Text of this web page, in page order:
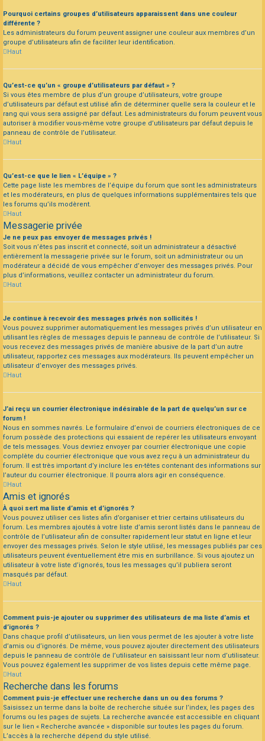
Pourquoi certains groupes d’utilisateurs apparaissent dans une couleur
différente ?
Les administrateurs du forum peuvent assigner une couleur aux membres d’un
groupe d’utilisateurs afin de faciliter leur identification.
Haut
Qu’est-ce qu’un « groupe d’utilisateurs par défaut » ?
Si vous êtes membre de plus d’un groupe d’utilisateurs, votre groupe
d’utilisateurs par défaut est utilisé afin de déterminer quelle sera la couleur et le
rang qui vous sera assigné par défaut. Les administrateurs du forum peuvent vous
autoriser à modifier vous-même votre groupe d’utilisateurs par défaut depuis le
panneau de contrôle de l’utilisateur.
Haut
Qu’est-ce que le lien « L’équipe » ?
Cette page liste les membres de l’équipe du forum que sont les administrateurs
et les modérateurs, en plus de quelques informations supplémentaires tels que
les forums qu’ils modèrent.
Haut
Messagerie privée
Je ne peux pas envoyer de messages privés !
Soit vous n’êtes pas inscrit et connecté, soit un administrateur a désactivé
entièrement la messagerie privée sur le forum, soit un administrateur ou un
modérateur a décidé de vous empêcher d’envoyer des messages privés. Pour
plus d’informations, veuillez contacter un administrateur du forum.
Haut
Je continue à recevoir des messages privés non sollicités !
Vous pouvez supprimer automatiquement les messages privés d’un utilisateur en
utilisant les règles de messages depuis le panneau de contrôle de l’utilisateur. Si
vous recevez des messages privés de manière abusive de la part d’un autre
utilisateur, rapportez ces messages aux modérateurs. Ils peuvent empêcher un
utilisateur d’envoyer des messages privés.
Haut
J’ai reçu un courrier électronique indésirable de la part de quelqu’un sur ce
forum !
Nous en sommes navrés. Le formulaire d’envoi de courriers électroniques de ce
forum possède des protections qui essaient de repérer les utilisateurs envoyant
de tels messages. Vous devriez envoyer par courrier électronique une copie
complète du courrier électronique que vous avez reçu à un administrateur du
forum. Il est très important d’y inclure les en-têtes contenant des informations sur
l’auteur du courrier électronique. Il pourra alors agir en conséquence.
Haut
Amis et ignorés
À quoi sert ma liste d’amis et d’ignorés ?
Vous pouvez utiliser ces listes afin d’organiser et trier certains utilisateurs du
forum. Les membres ajoutés à votre liste d’amis seront listés dans le panneau de
contrôle de l’utilisateur afin de consulter rapidement leur statut en ligne et leur
envoyer des messages privés. Selon le style utilisé, les messages publiés par ces
utilisateurs peuvent éventuellement être mis en surbrillance. Si vous ajoutez un
utilisateur à votre liste d’ignorés, tous les messages qu’il publiera seront
masqués par défaut.
Haut
Comment puis-je ajouter ou supprimer des utilisateurs de ma liste d’amis et
d’ignorés ?
Dans chaque profil d’utilisateurs, un lien vous permet de les ajouter à votre liste
d’amis ou d’ignorés. De même, vous pouvez ajouter directement des utilisateurs
depuis le panneau de contrôle de l’utilisateur en saisissant leur nom d’utilisateur.
Vous pouvez également les supprimer de vos listes depuis cette même page.
Haut
Recherche dans les forums
Comment puis-je effectuer une recherche dans un ou des forums ?
Saisissez un terme dans la boîte de recherche située sur l’index, les pages des
forums ou les pages de sujets. La recherche avancée est accessible en cliquant
sur le lien « Recherche avancée » disponible sur toutes les pages du forum.
L’accès à la recherche dépend du style utilisé.